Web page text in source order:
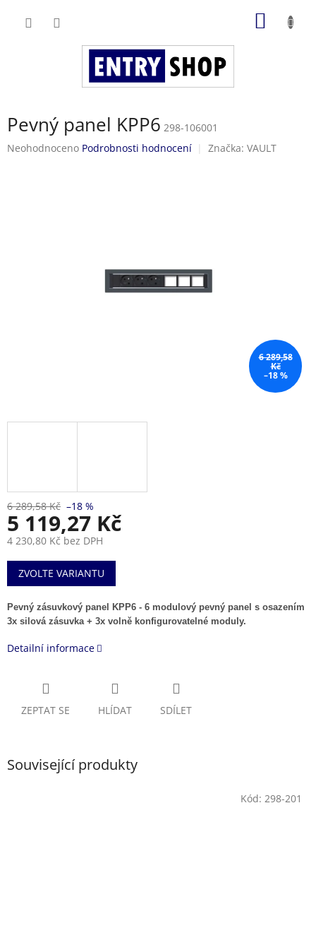
Pevný panel KPP6 298-106001
Průměrné
Neohodnoceno Podrobnosti hodnocení Značka: VAULT
6 289,58
Kč
–18 %
6 289,58 Kč –18 %
5 119,27 Kč
4 230,80 Kč bez DPH
Měrná
cena:
ZVOLTE VARIANTU
Pevný zásuvkový panel KPP6 - 6 modulový pevný panel s osazením
3x silová zásuvka + 3x volně konfigurovatelné moduly.
Detailní informace
ZEPTAT SE HLÍDAT SDÍLET
Související produkty
Kód: 298-201